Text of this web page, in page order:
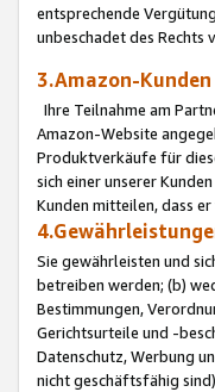
entsprechende
unbeschadet des Rechts
3.Amazon-Kunden
Ihre Teilnahme am
Amazon-Website
Produktverkäufe für
sich einer unserer
Kunden mitteilen, dass
Sie gewährleisten und
betreiben werden; (b)
Bestimmungen,
Gerichtsurteile und -
Datenschutz, Werbung
nicht geschäftsfähig